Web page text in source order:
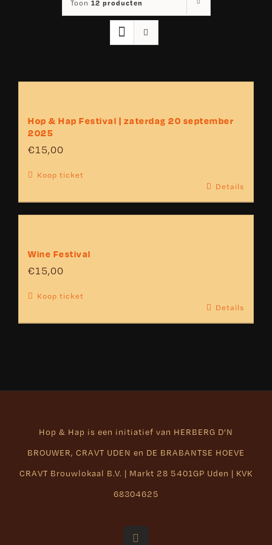
Toon 12 producten
Hop & Hap Festival | zaterdag 20 september
2025
€15,00
Koop ticket
Details
Wine Festival
€15,00
Koop ticket
Details
Hop & Hap is een initiatief van HERBERG D'N
BROUWER, CRAVT UDEN en DE BRABANTSE HOEVE
CRAVT Brouwlokaal B.V. | Markt 28 5401GP Uden | KVK
68304625